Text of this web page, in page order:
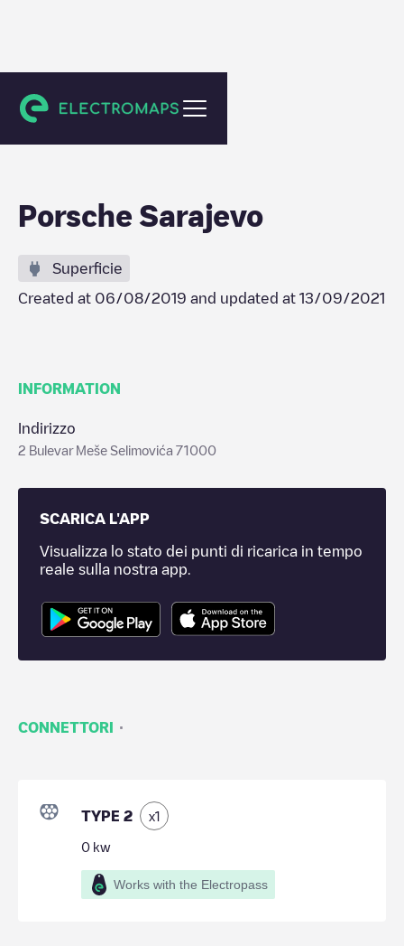
Sarajevo
Porsche Sarajevo
Superficie
Created at 06/08/2019 and updated at 13/09/2021
INFORMATION
Indirizzo
2 Bulevar Meše Selimovića 71000
SCARICA L'APP
Visualizza lo stato dei punti di ricarica in tempo
reale sulla nostra app.
CONNETTORI ·
TYPE 2 x1
0 kw
Works with the Electropass